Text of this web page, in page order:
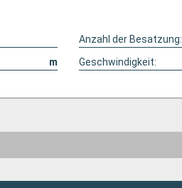
Anzahl der Besatzung:
m Geschwindigkeit: